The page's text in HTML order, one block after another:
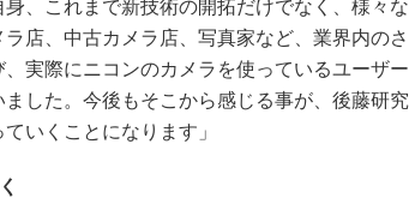
身、これまで新技術の開拓だけでなく、様々な
店、中古カメラ店、写真家など、業界内のさ
実際にニコンのカメラを使っているユーザー
した。今後もそこから感じる事が、後藤研究
いくことになります」